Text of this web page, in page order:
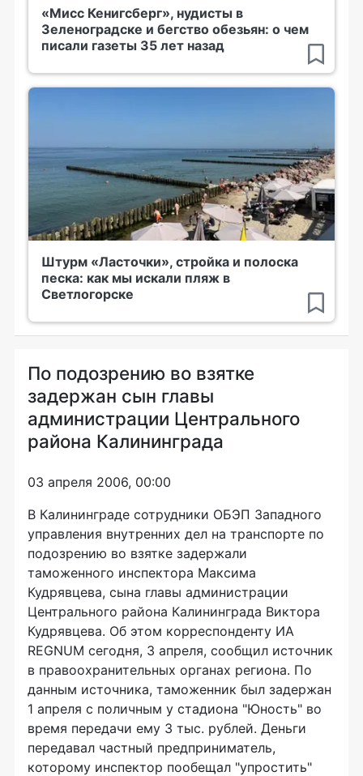
«Мисс Кенигсберг», нудисты в
Зеленоградске и бегство обезьян: о чем
писали газеты 35 лет назад
Штурм «Ласточки», стройка и полоска
песка: как мы искали пляж в
Светлогорске
По подозрению во взятке
задержан сын главы
администрации Центрального
района Калининграда
03 апреля 2006, 00:00
В Калининграде сотрудники ОБЭП Западного
управления внутренних дел на транспорте по
подозрению во взятке задержали
таможенного инспектора Максима
Кудрявцева, сына главы администрации
Центрального района Калининграда Виктора
Кудрявцева. Об этом корреспонденту ИА
REGNUM сегодня, 3 апреля, сообщил источник
в правоохранительных органах региона. По
данным источника, таможенник был задержан
1 апреля с поличным у стадиона "Юность" во
время передачи ему 3 тыс. рублей. Деньги
передавал частный предприниматель,
которому инспектор пообещал "упростить"